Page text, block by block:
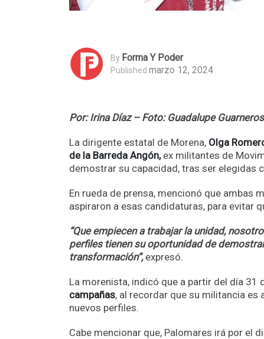
By Forma Y Poder
Published marzo 12, 2024
Por: Irina Díaz – Foto: Guadalupe Guarneros
La dirigente estatal de Morena, Olga
de la Barreda Angón,ex militantes de
demostrar su capacidad, tras ser elegidas
En rueda de prensa, mencionó que ambas
aspiraron a esas candidaturas, para evitar
“Que empiecen a trabajar la unidad,
perfiles tienen su oportunidad de
transformación”,expresó.
La morenista, indicó que a partir del día 31
campañas, al recordar que su militancia es
nuevos perfiles.
Cabe mencionar que, Palomares irá por el